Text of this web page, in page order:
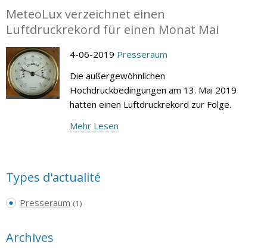
MeteoLux verzeichnet einen
Luftdruckrekord für einen Monat Mai
4-06-2019 Presseraum
Die außergewöhnlichen
Hochdruckbedingungen am 13. Mai 2019
hatten einen Luftdruckrekord zur Folge.
Mehr Lesen
Types d'actualité
Presseraum (1)
Archives